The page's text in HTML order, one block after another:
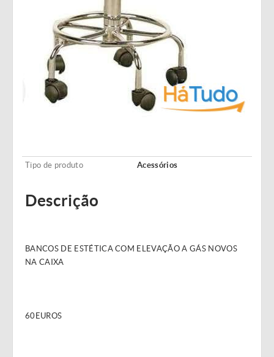
Tipo de produto Acessórios
Descrição
BANCOS DE ESTÉTICA COM ELEVAÇÃO A GÁS NOVOS
NA CAIXA
60EUROS